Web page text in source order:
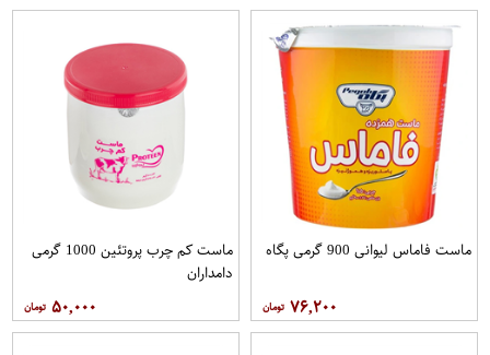
ماست فاماس لیوانی 900 گرمی پگاه
۷۶,۲۰۰
ماست کم چرب پروتئین 1000 گرمی
دامداران
۵۰,۰۰۰